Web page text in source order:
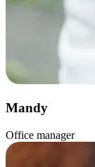
Mandy
Office manager